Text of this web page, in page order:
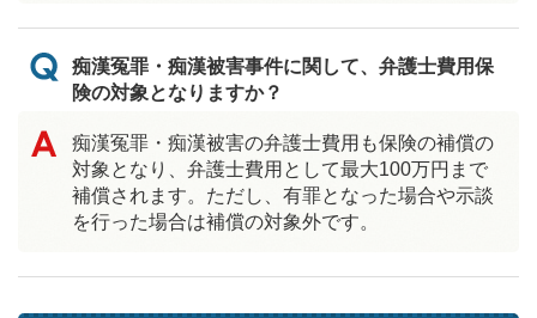
痴漢冤罪・痴漢被害事件に関して、弁護士費用保
険の対象となりますか？
痴漢冤罪・痴漢被害の弁護士費用も保険の補償の
対象となり、弁護士費用として最大100万円まで
補償されます。ただし、有罪となった場合や示談
を行った場合は補償の対象外です。